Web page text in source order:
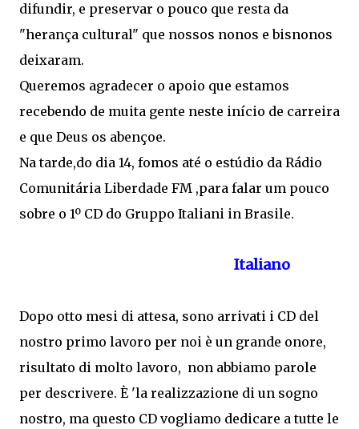
difundir, e preservar o pouco que resta da
"herança cultural" que nossos nonos e bisnonos
deixaram.
Queremos agradecer o apoio que estamos
recebendo de muita gente neste início de carreira
e que Deus os abençoe.
Na tarde,do dia 14, fomos até o estúdio da Rádio
Comunitária Liberdade FM ,para falar um pouco
sobre o 1º CD do Gruppo Italiani in Brasile.
Italiano
Dopo otto mesi di attesa, sono arrivati i CD del
nostro primo lavoro per noi è un grande onore,
risultato di molto lavoro, non abbiamo parole
per descrivere. È 'la realizzazione di un sogno
nostro, ma questo CD vogliamo dedicare a tutte le